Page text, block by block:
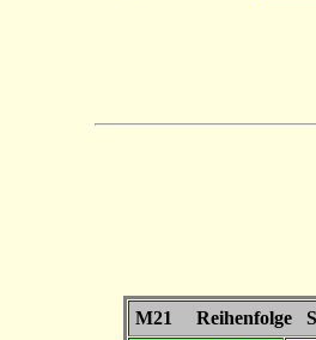
M21 Reihenfolge